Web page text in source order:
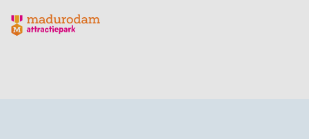
Madurodam logo, naar de homepage